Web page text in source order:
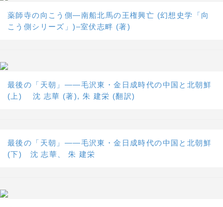
薬師寺の向こう側―南船北馬の王権興亡 (幻想史学「向
こう側シリーズ」)–室伏志畔 (著)
最後の「天朝」――毛沢東・金日成時代の中国と北朝鮮
(上) 沈 志華 (著), 朱 建栄 (翻訳)
最後の「天朝」――毛沢東・金日成時代の中国と北朝鮮
(下) 沈 志華、 朱 建栄